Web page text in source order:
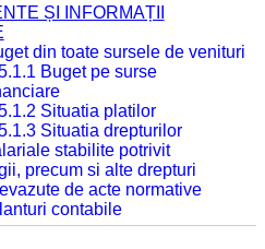
ȘI INFORMAȚII
din toate sursele de venituri
Buget pe surse
Situatia platilor
Situatia drepturilor
stabilite potrivit
precum si alte drepturi
de acte normative
contabile